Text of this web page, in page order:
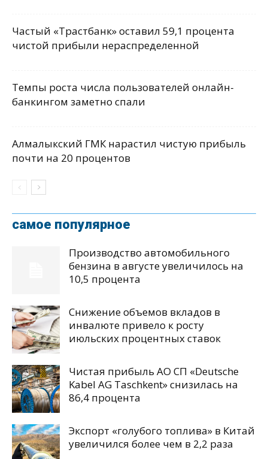
Частый «Трастбанк» оставил 59,1 процента
чистой прибыли нераспределенной
Темпы роста числа пользователей онлайн-
банкингом заметно спали
Алмалыкский ГМК нарастил чистую прибыль
почти на 20 процентов
самое популярное
Производство автомобильного
бензина в августе увеличилось на
10,5 процента
Снижение объемов вкладов в
инвалюте привело к росту
июльских процентных ставок
Чистая прибыль АО СП «Deutsche
Kabel AG Taschkent» снизилась на
86,4 процента
Экспорт «голубого топлива» в Китай
увеличился более чем в 2,2 раза